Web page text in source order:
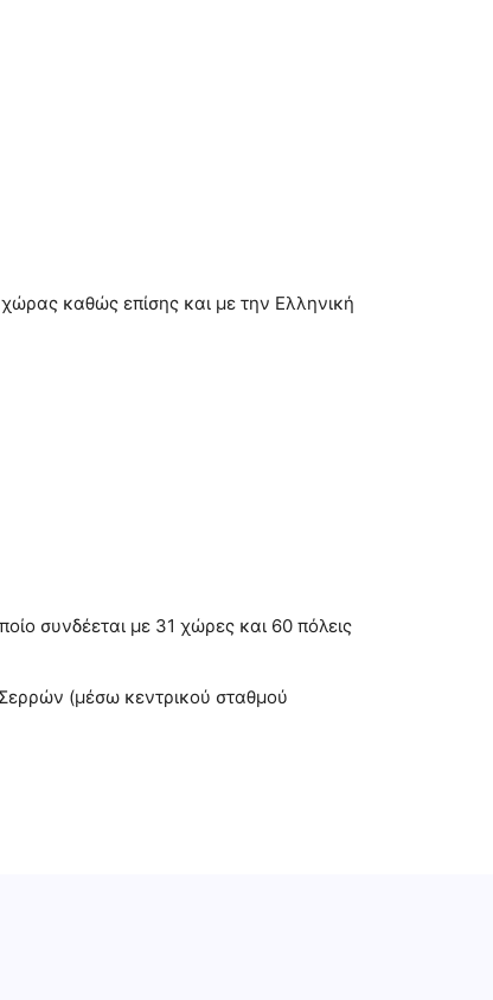
καθώς επίσης και με την Ελληνική
συνδέεται με 31 χώρες και 60 πόλεις
(μέσω κεντρικού σταθμού